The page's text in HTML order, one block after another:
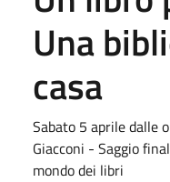
Una
casa
Sabato 5 aprile dalle
Giacconi - Saggio
mondo dei libri